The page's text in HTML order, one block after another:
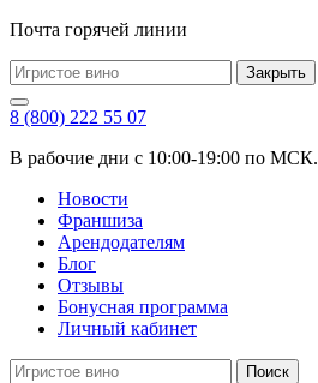
Почта горячей линии
Закрыть
8 (800) 222 55 07
В рабочие дни с 10:00-19:00 по МСК.
Новости
Франшиза
Арендодателям
Блог
Отзывы
Бонусная программа
Личный кабинет
Поиск